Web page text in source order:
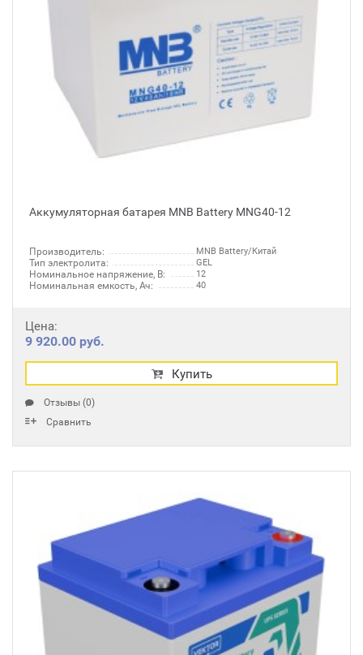
Аккумуляторная батарея MNB Battery MNG40-12
Производитель: MNB Battery/Китай
Тип электролита: GEL
Номинальное напряжение, В: 12
Номинальная емкость, Ач: 40
Цена:
9 920.00 руб.
Купить
Отзывы (0)
Сравнить